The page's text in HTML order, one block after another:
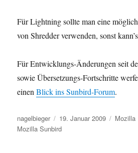
Für Lightning sollte man eine
von Shredder verwenden, sonst
Für Entwicklungs-Änderungen seit
sowie Übersetzungs-Fortschritte
einenBlick ins Sunbird-Forum.
Autor
nagelbieger
Veröffentlicht
am
19. Januar 2009 Mozilla
Mozilla Sunbird